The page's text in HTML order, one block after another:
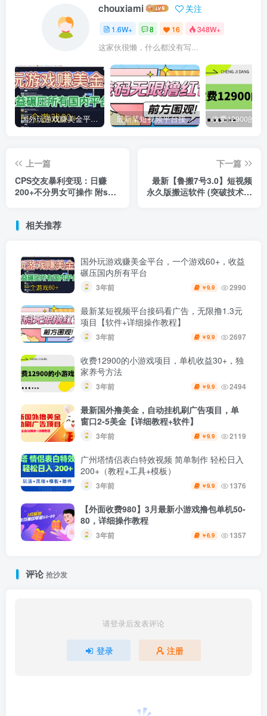
chouxiami 关注
1.6W+ 8 16 348W+
这家伙很懒，什么都没有写...
国外玩游戏赚美金平台，一个游戏60+，收益碾压国内所有平台 最新某短视频平台接码看广告，无限撸1.3元项目【软件+详细操作教程】
上一篇
CPS交友暴利变现：日赚
200+不分男女可操作 附se
下一篇
最新【鲁搬7号3.0】短视频
永久版搬运软件 (突破技术壁
相关推荐
国外玩游戏赚美金平台，一个游戏60+，收益
碾压国内所有平台
3年前 ￥9.9 2990
最新某短视频平台接码看广告，无限撸1.3元
项目【软件+详细操作教程】
3年前 ￥9.9 2697
收费12900的小游戏项目，单机收益30+，独
家养号方法
3年前 ￥9.9 2494
最新国外撸美金，自动挂机刷广告项目，单
窗口2-5美金【详细教程+软件】
3年前 ￥9.9 2119
广州塔情侣表白特效视频 简单制作 轻松日入
200+（教程+工具+模板）
3年前 ￥9.9 1376
【外面收费980】3月最新小游戏撸包单机50-
80，详细操作教程
3年前 ￥6.9 1357
评论抢沙发
请登录后发表评论
登录 注册